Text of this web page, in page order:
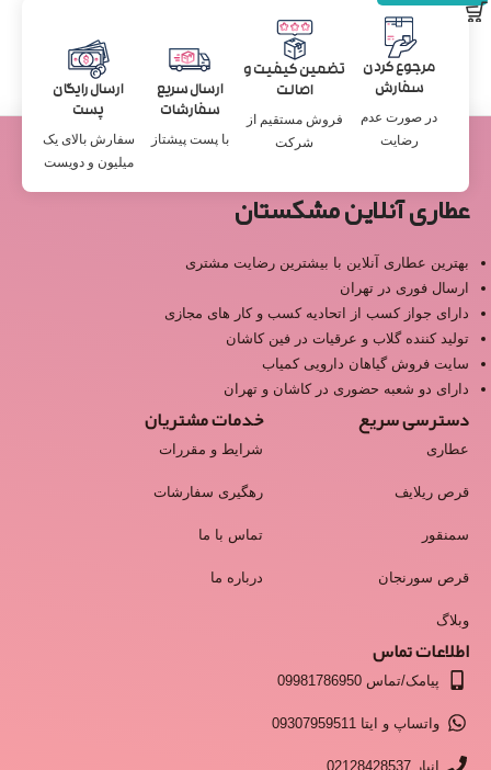
مرجوع کردن
سفارش
در صورت عدم
رضایت
تضمین کیفیت و
اصالت
فروش مستقیم از
شرکت
ارسال سریع
سفارشات
با پست پیشتاز
ارسال رایگان
پست
سفارش بالای یک
میلیون و دویست
عطاری آنلاین مشکستان
بهترین عطاری آنلاین با بیشترین رضایت مشتری
ارسال فوری در تهران
دارای جواز کسب از اتحادیه کسب و کار های مجازی
تولید کننده گلاب و عرقیات در فین کاشان
سایت فروش گیاهان دارویی کمیاب
دارای دو شعبه حضوری در کاشان و تهران
دسترسی سریع
عطاری
قرص ریلایف
سمنقور
قرص سورنجان
وبلاگ
خدمات مشتریان
شرایط و مقررات
رهگیری سفارشات
تماس با ما
درباره ما
اطلاعات تماس
پیامک/تماس 09981786950
واتساپ و ایتا 09307959511
انبار 02128428537